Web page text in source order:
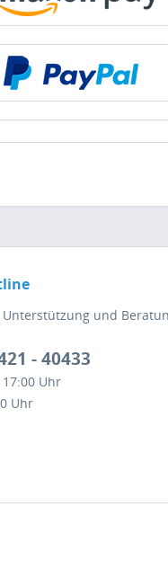
Unterstützung und
- 40433
Uhr
Uhr